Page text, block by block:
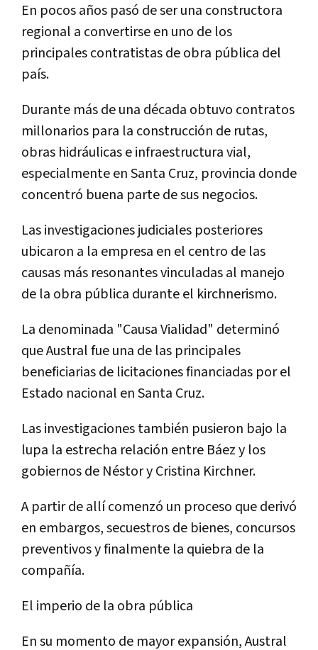
En pocos años pasó de ser una constructora
regional a convertirse en uno de los
principales contratistas de obra pública del
país.
Durante más de una década obtuvo contratos
millonarios para la construcción de rutas,
obras hidráulicas e infraestructura vial,
especialmente en Santa Cruz, provincia donde
concentró buena parte de sus negocios.
Las investigaciones judiciales posteriores
ubicaron a la empresa en el centro de las
causas más resonantes vinculadas al manejo
de la obra pública durante el kirchnerismo.
La denominada "Causa Vialidad" determinó
que Austral fue una de las principales
beneficiarias de licitaciones financiadas por el
Estado nacional en Santa Cruz.
Las investigaciones también pusieron bajo la
lupa la estrecha relación entre Báez y los
gobiernos de Néstor y Cristina Kirchner.
A partir de allí comenzó un proceso que derivó
en embargos, secuestros de bienes, concursos
preventivos y finalmente la quiebra de la
compañía.
El imperio de la obra pública
En su momento de mayor expansión, Austral